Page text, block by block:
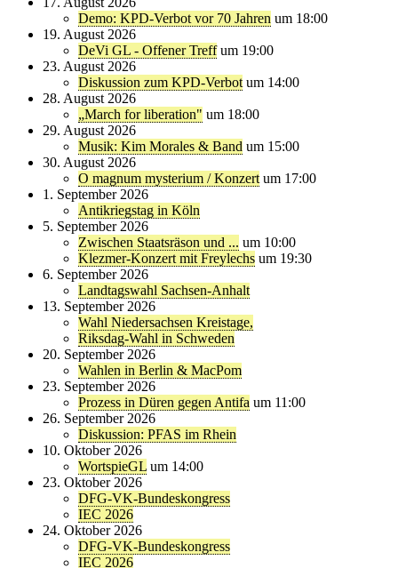
Demo: KPD-Verbot vor 70 Jahren um 18:00
19. August 2026
DeVi GL - Offener Treff um 19:00
23. August 2026
Diskussion zum KPD-Verbot um 14:00
28. August 2026
„March for liberation" um 18:00
29. August 2026
Musik: Kim Morales & Band um 15:00
30. August 2026
O magnum mysterium / Konzert um 17:00
1. September 2026
Antikriegstag in Köln
5. September 2026
Zwischen Staatsräson und ... um 10:00
Klezmer-Konzert mit Freylechs um 19:30
6. September 2026
Landtagswahl Sachsen-Anhalt
13. September 2026
Wahl Niedersachsen Kreistage,
Riksdag-Wahl in Schweden
20. September 2026
Wahlen in Berlin & MacPom
23. September 2026
Prozess in Düren gegen Antifa um 11:00
26. September 2026
Diskussion: PFAS im Rhein
10. Oktober 2026
WortspieGL um 14:00
23. Oktober 2026
DFG-VK-Bundeskongress
IEC 2026
24. Oktober 2026
DFG-VK-Bundeskongress
IEC 2026